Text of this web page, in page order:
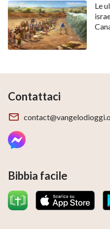
Le
Contattaci
Bibbia facile